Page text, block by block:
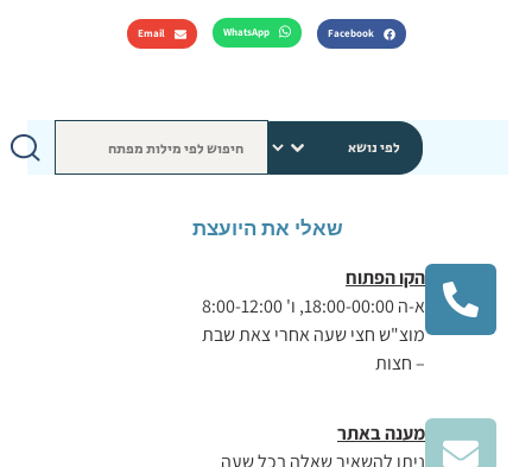
שאלי את היועצת
הקו הפתוח
א-ה 18:00-00:00, ו' 8:00-12:00
מוצ"ש חצי שעה אחרי צאת שבת
– חצות
מענה באתר
ניתן להשאיר שאלה בכל שעה
Facebook
WhatsApp
Email